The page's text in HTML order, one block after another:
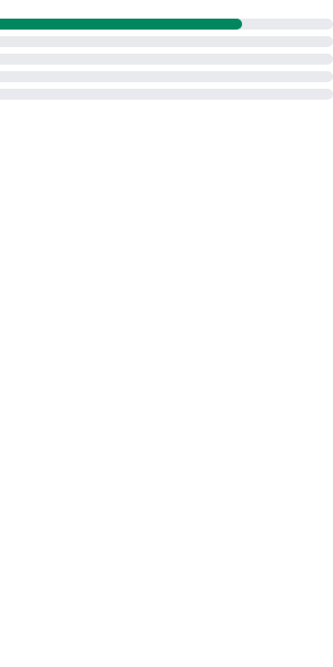
ါ
ပြန်လည်ခံစားပါ
ခုအဖြစ် ပြောင်းလဲပေးပါတယ်။